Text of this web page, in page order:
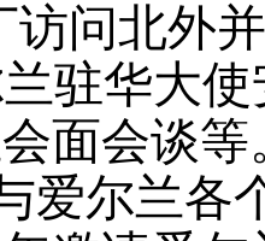
访问北外
驻华大
面会谈等
爱尔兰各